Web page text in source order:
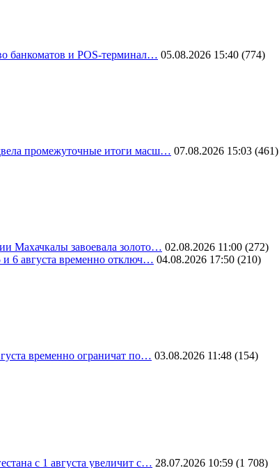
банкоматов и POS-терминал… 05.08.2026 15:40 (774)
промежуточные итоги масш… 07.08.2026 15:03 (461)
Махачкалы завоевала золото… 02.08.2026 11:00 (272)
6 августа временно отключ… 04.08.2026 17:50 (210)
временно ограничат по… 03.08.2026 11:48 (154)
с 1 августа увеличит с… 28.07.2026 10:59 (1 708)